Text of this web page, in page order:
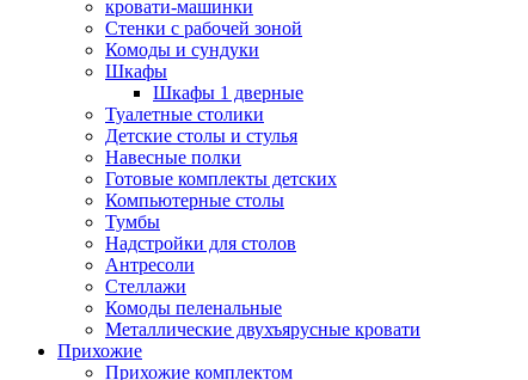
кровати-машинки
Стенки с рабочей зоной
Комоды и сундуки
Шкафы
Шкафы 1 дверные
Туалетные столики
Детские столы и стулья
Навесные полки
Готовые комплекты детских
Компьютерные столы
Тумбы
Надстройки для столов
Антресоли
Стеллажи
Комоды пеленальные
Металлические двухъярусные кровати
Прихожие
Прихожие комплектом